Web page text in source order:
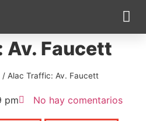
Faucett
/ Alac Traffic: Av. Faucett
pm No hay comentarios